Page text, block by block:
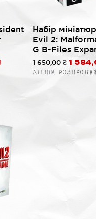
Швидкий
Набір
Evil 2:
G B-Files
Звичайна ціна
1 650,00 ₴ За
1
Літній